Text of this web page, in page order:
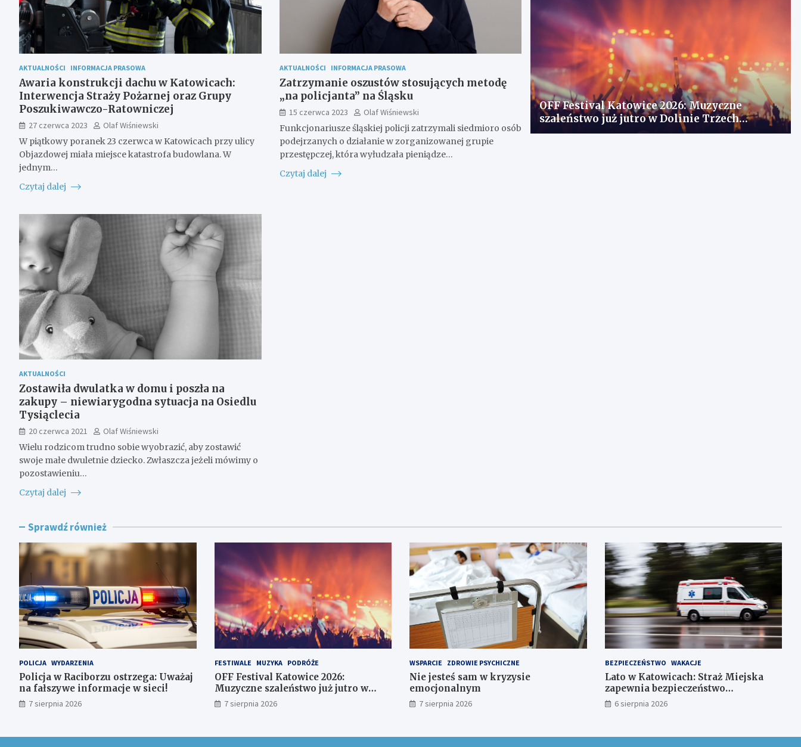
AKTUALNOŚCI INFORMACJA PRASOWA
Awaria konstrukcji dachu w Katowicach:
Interwencja Straży Pożarnej oraz Grupy
Poszukiwawczo-Ratowniczej
27 czerwca 2023
Olaf Wiśniewski
W piątkowy poranek 23 czerwca w Katowicach przy ulicy
Objazdowej miała miejsce katastrofa budowlana. W
jednym…
Czytaj dalej
AKTUALNOŚCI INFORMACJA PRASOWA
Zatrzymanie oszustów stosujących metodę
„na policjanta” na Śląsku
15 czerwca 2023
Olaf Wiśniewski
Funkcjonariusze śląskiej policji zatrzymali siedmioro osób
podejrzanych o działanie w zorganizowanej grupie
przestępczej, która wyłudzała pieniądze…
Czytaj dalej
AKTUALNOŚCI
Zostawiła dwulatka w domu i poszła na
zakupy – niewiarygodna sytuacja na Osiedlu
Tysiąclecia
20 czerwca 2021
Olaf Wiśniewski
Wielu rodzicom trudno sobie wyobrazić, aby zostawić
swoje małe dwuletnie dziecko. Zwłaszcza jeżeli mówimy o
pozostawieniu…
Czytaj dalej
OFF Festival Katowice 2026: Muzyczne
szaleństwo już jutro w Dolinie Trzech
Stawów!
Sprawdź również
POLICJA WYDARZENIA
Policja w Raciborzu ostrzega: Uważaj
na fałszywe informacje w sieci!
7 sierpnia 2026
FESTIWALE MUZYKA PODRÓŻE
OFF Festival Katowice 2026:
Muzyczne szaleństwo już jutro w
Dolinie Trzech Stawów!
7 sierpnia 2026
WSPARCIE ZDROWIE PSYCHICZNE
Nie jesteś sam w kryzysie
emocjonalnym
7 sierpnia 2026
BEZPIECZEŃSTWO WAKACJE
Lato w Katowicach: Straż Miejska
zapewnia bezpieczeństwo
mieszkańcom
6 sierpnia 2026